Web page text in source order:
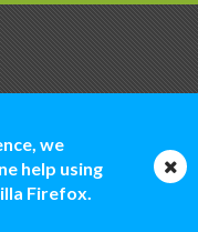
we
help using
Firefox.